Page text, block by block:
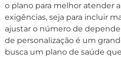
o plano para melhor atender a
exigências, seja para incluir
ajustar o número de
de personalização é um
busca um plano de saúde